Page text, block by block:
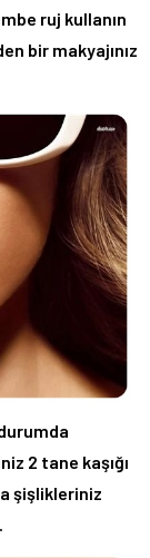
ruj kullanın
bir makyajınız
2 tane kaşığı
şişlikleriniz